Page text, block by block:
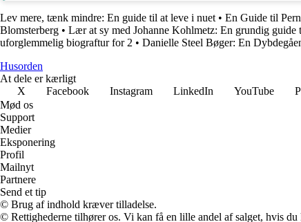
Lev mere, tænk mindre: En guide til at leve i nuet • En Guide til
Blomsterberg • Lær at sy med Johanne Kohlmetz: En grundig guide
uforglemmelig biograftur for 2 • Danielle Steel Bøger: En
Husorden
At dele er kærligt
X
Facebook Instagram LinkedIn YouTube
Mød os
Support
Medier
Eksponering
Profil
Mailnyt
Partnere
Send et tip
© Brug af indhold kræver tilladelse.
© Rettighederne tilhører os. Vi kan få en lille andel af salget, hvis du